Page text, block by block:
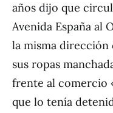
años dijo que
Avenida España al
la misma
sus ropas
frente al comercio
que lo tenía